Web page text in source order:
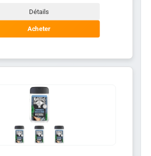
Détails
Acheter